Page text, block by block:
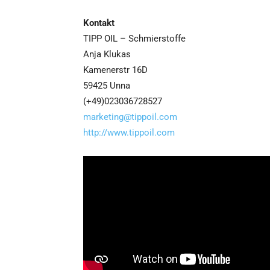
Kontakt
TIPP OIL – Schmierstoffe
Anja Klukas
Kamenerstr 16D
59425 Unna
(+49)023036728527
marketing@tippoil.com
http://www.tippoil.com